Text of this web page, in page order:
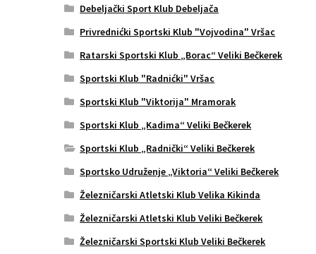
Debeljački Sport Klub Debeljača
Privrednićki Sportski Klub "Vojvodina" Vršac
Ratarski Sportski Klub „Borac“ Veliki Bečkerek
Sportski Klub "Radnićki" Vršac
Sportski Klub "Viktorija" Mramorak
Sportski Klub „Kadima“ Veliki Bečkerek
Sportski Klub „Radnički“ Veliki Bečkerek
Sportsko Udruženje „Viktoria“ Veliki Bečkerek
Železničarski Atletski Klub Velika Kikinda
Železničarski Atletski Klub Veliki Bečkerek
Železničarski Sportski Klub Veliki Bečkerek